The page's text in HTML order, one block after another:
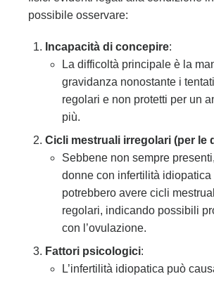
possibile osservare:
Incapacità di concepire:
La difficoltà principale è la
gravidanza nonostante i
regolari e non protetti per un
più.
Cicli mestruali irregolari (per le
Sebbene non sempre
donne con infertilità idiopatica
potrebbero avere cicli
regolari, indicando possibili
con l’ovulazione.
Fattori psicologici:
L’infertilità idiopatica può